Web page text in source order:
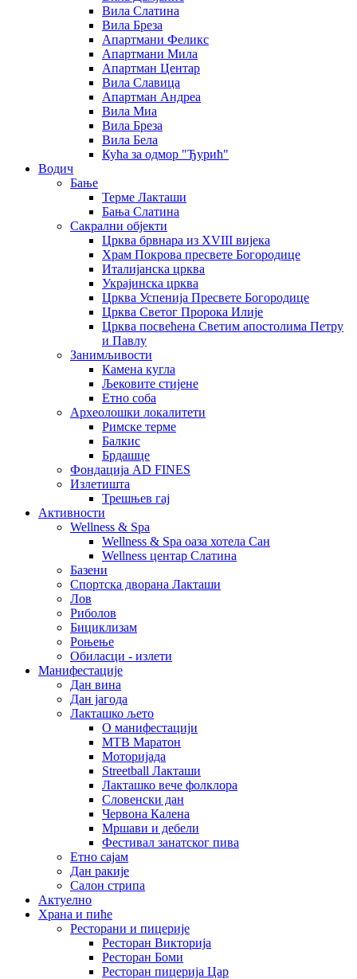
Вила Слатина
Вила Бреза
Апартмани Феликс
Апартмани Мила
Апартман Центар
Вила Славица
Апартман Андреа
Вила Миа
Вила Бреза
Вила Бела
Кућа за одмор "Ђурић"
Водич
Бање
Терме Лакташи
Бања Слатина
Сакрални објекти
Црква брвнара из XVIII вијека
Храм Покрова пресвете Богородице
Италијанска црква
Украјинска црква
Црква Успенија Пресвете Богородице
Црква Светог Пророка Илије
Црква посвећена Светим апостолима Петру
и Павлу
Занимљивости
Камена кугла
Љековите стијене
Етно соба
Археолошки локалитети
Римске терме
Балкис
Брдашце
Фондација AD FINES
Излетишта
Трешњев гај
Активности
Wellness & Spa
Wellness & Spa оаза хотела Сан
Wellness центар Слатина
Базени
Спортска дворана Лакташи
Лов
Риболов
Бициклизам
Роњење
Обиласци - излети
Манифестације
Дан вина
Дан јагода
Лакташко љето
О манифестацији
MTB Маратон
Моторијада
Streetball Лакташи
Лакташко вече фолклора
Словенски дан
Червона Калена
Мршави и дебели
Фестивал занатског пива
Етно сајам
Дан ракије
Салон стрипа
Актуелно
Храна и пиће
Ресторани и пицерије
Ресторан Викторија
Ресторан Боми
Ресторан пицерија Цар